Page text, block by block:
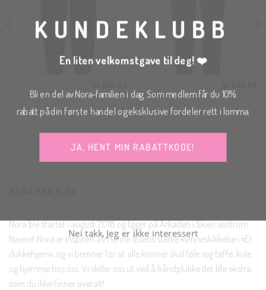
Sally wide pant JJXX Lexi bukse
75.00.
Nora ble startet i august 2018 og ligger på Arkaden i Skien sentrum.
Navnet Nora er inspirert av Henrik Ibsens sterke kvinneskikkelse i «Et
dukkehjem», og vi brenner for at alle kvinner skal føle seg tøffe, kule
og hjemme hos oss. Vi skiller oss ut ved å håndplukke det lille ekstra
som du ikke finner overalt!
KUNDEKLUBB
En liten velkomstgave til deg! ❤️
Bli en del av Nora-familien i dag. Som medlem får du 10%
rabatt på din første handel og eksklusive fordeler rett i lomma.
Nei takk, Jeg er ikke interessert